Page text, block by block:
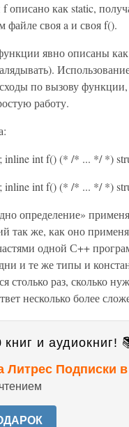
описано как static,
своя a и своя f().
явно описаны
по вызову
работу.
inline int f() (* /* ... */ *)
inline int f() (* /* ... */ *)
определение»
так же, как оно
одной С++
и те же типы и
столько раз, сколько
несколько более
и аудиокниг!
Литрес Подписки